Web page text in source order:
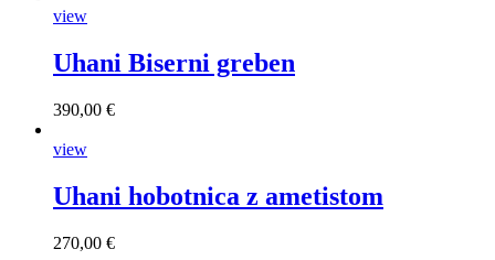
view
Uhani Biserni greben
390,00 €
view
Uhani hobotnica z ametistom
270,00 €